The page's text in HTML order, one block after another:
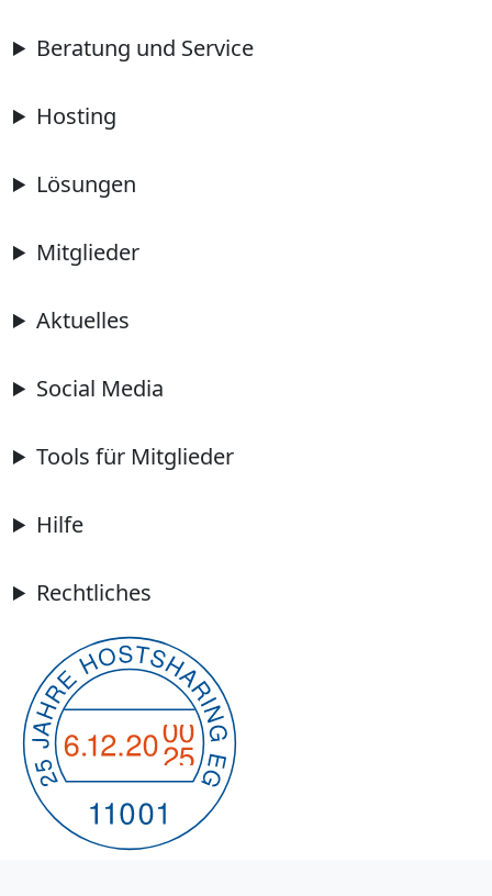
Beratung und Service
Hosting
Lösungen
Mitglieder
Aktuelles
Social Media
Tools für Mitglieder
Hilfe
Rechtliches